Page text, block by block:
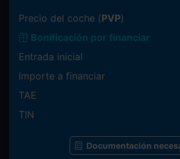
Precio del coche (PVP)
Bonificación por financiar
Entrada inicial
Importe a financiar
TAE
TIN
Documentación